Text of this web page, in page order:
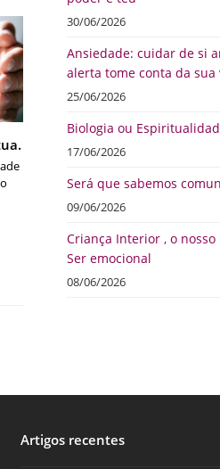
30/06/2026
Ansiedade: cuidar de si
alerta tome conta da sua
25/06/2026
Biologia ou
17/06/2026
Será que sabemos
09/06/2026
Criança Interior , o
Ser emocional
08/06/2026
Artigos recentes